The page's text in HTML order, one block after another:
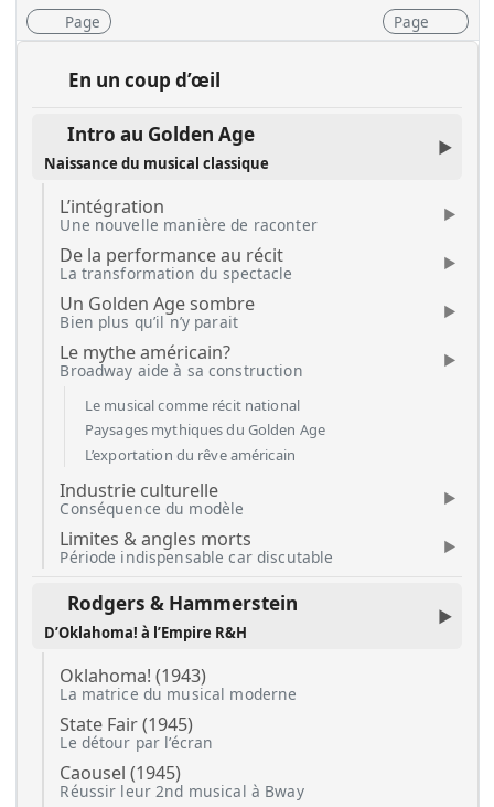
Page Page
En un coup d’œil
Intro au Golden Age
Naissance du musical classique
L’intégration
Une nouvelle manière de raconter
De la performance au récit
La transformation du spectacle
Un Golden Age sombre
Bien plus qu’il n’y parait
Le mythe américain?
Broadway aide à sa construction
Le musical comme récit national
Paysages mythiques du Golden Age
L’exportation du rêve américain
Industrie culturelle
Conséquence du modèle
Limites & angles morts
Période indispensable car discutable
Rodgers & Hammerstein
D’Oklahoma! à l’Empire R&H
Oklahoma! (1943)
La matrice du musical moderne
State Fair (1945)
Le détour par l’écran
Caousel (1945)
Réussir leur 2nd musical à Bway